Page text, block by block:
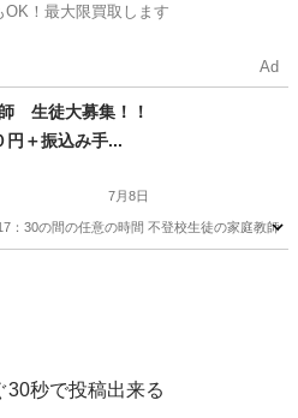
OK！最大限買取します
Ad
生徒大募集！！
円＋振込み手...
7月8日
30の間の任意の時間 不登校生徒の家庭教師
30秒で投稿出来る